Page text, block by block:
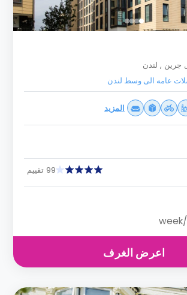
المزيد
99 تقييم
/week
اعرض الغرف